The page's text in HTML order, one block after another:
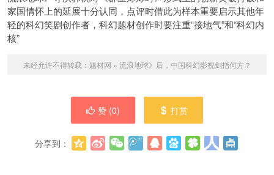
家国情怀上的延展十分认同，点评时借此为样本重要启示其他年
轻的科幻笑剧创作者，科幻题材创作时要注重“接地气”和“科幻内
核”
未经允许不得转载： 题材网 » 流浪地球》后，中国科幻影视剑指何方？
赞 (0) 打赏
分享到：